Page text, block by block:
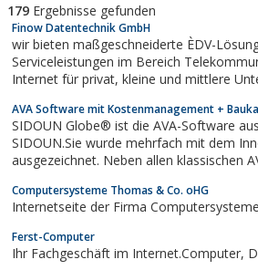
179 Ergebnisse gefunden
Finow Datentechnik GmbH
wir bieten maßgeschneiderte ÈDV-
Serviceleistungen im Bereich
Internet für privat, kleine und
AVA Software mit Kostenmanagement +
SIDOUN Globe® ist die AVA-Software
SIDOUN.Sie wurde mehrfach mit dem
ausgezeichnet. Neben allen klassischen
Alleinstellungsmal auf dem AVA-Markt.
u.a. die vollkommene Integration von
Computersysteme Thomas & Co. oHG
Internetseite der Firma
Ferst-Computer